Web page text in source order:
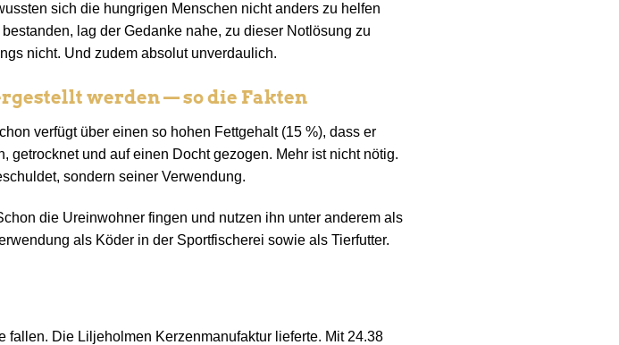
sich die hungrigen Menschen nicht anders zu helfen
lag der Gedanke nahe, zu dieser Notlösung zu
nicht. Und zudem absolut unverdaulich.
werden — so die Fakten
verfügt über einen so hohen Fettgehalt (15 %), dass er
getrocknet und auf einen Docht gezogen. Mehr ist nicht nötig.
sondern seiner Verwendung.
die Ureinwohner fingen und nutzen ihn unter anderem als
als Köder in der Sportfischerei sowie als Tierfutter.
Die Liljeholmen Kerzenmanufaktur lieferte. Mit 24.38